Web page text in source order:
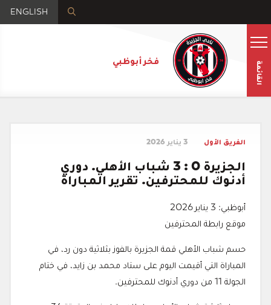
ENGLISH
فخر أبوظبي القائمة
الفريق الأول 3 يناير 2026
الجزيرة 0 : 3 شباب الأهلي. دوري
أدنوك للمحترفين. تقرير المباراة
أبوظبي: 3 يناير 2026
موقع رابطة المحترفين
حسم شباب الأهلي قمة الجزيرة بالفوز بثلاثية دون رد، في
المباراة التي أقيمت اليوم على ستاد محمد بن زايد، في ختام
الجولة 11 من دوري أدنوك للمحترفين.